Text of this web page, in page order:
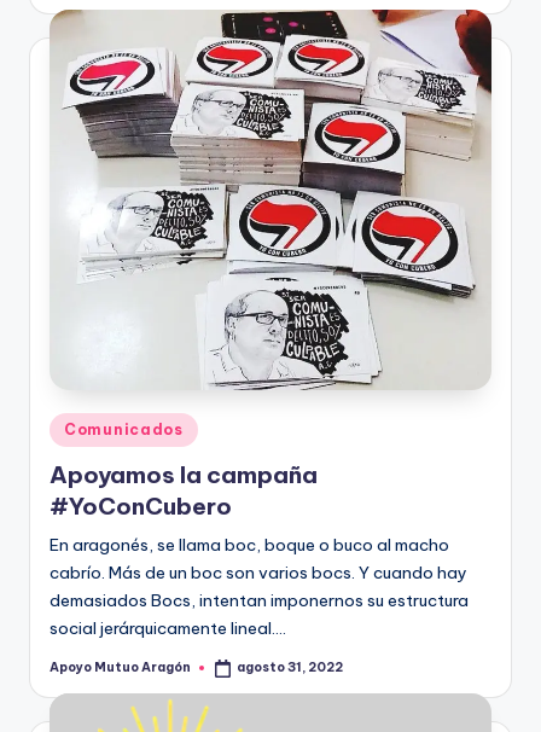
Publicado
en
Comunicados
Apoyamos la campaña
#YoConCubero
En aragonés, se llama boc, boque o buco al macho
cabrío. Más de un boc son varios bocs. Y cuando hay
demasiados Bocs, intentan imponernos su estructura
social jerárquicamente lineal.…
Publicado
Apoyo Mutuo Aragón agosto 31, 2022